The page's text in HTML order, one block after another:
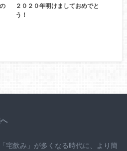
２０２０年明けましておめでと
う！
宅飲み」が多くなる時代に、より簡